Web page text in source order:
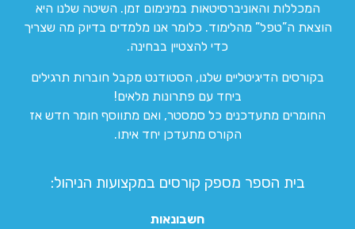
המכללות והאוניברסיטאות במינימום זמן. השיטה שלנו היא
הוצאת ה”טפל” מהלימוד. כלומר אנו מלמדים בדיוק מה שצריך
כדי להצטיין בבחינה.
בקורסים הדיגיטליים שלנו, הסטודנט מקבל חוברות תרגילים
ביחד עם פתרונות מלאים!
החומרים מתעדכנים כל סמסטר, ואם מתווסף חומר חדש אז
הקורס מתעדכן יחד איתו.
בית הספר מספק קורסים במקצועות הניהול:
חשבונאות